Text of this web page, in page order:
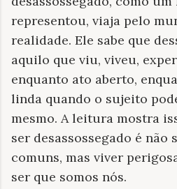
representou, viaja pelo
realidade. Ele sabe que
aquilo que viu, viveu,
enquanto ato aberto,
linda quando o sujeito
mesmo. A leitura mostra
ser desassossegado é não
comuns, mas viver
ser que somos nós.